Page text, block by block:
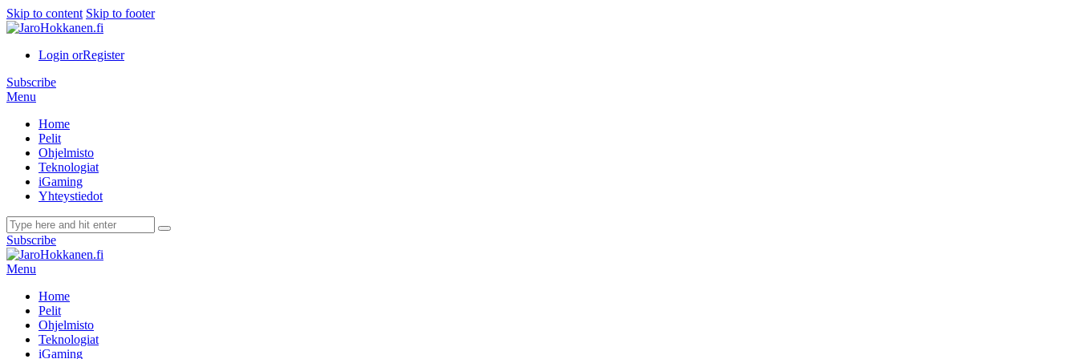
Skip to content Skip to footer
Login orRegister
Subscribe
Menu
Home
Pelit
Ohjelmisto
Teknologiat
iGaming
Yhteystiedot
Subscribe
Menu
Home
Pelit
Ohjelmisto
Teknologiat
iGaming